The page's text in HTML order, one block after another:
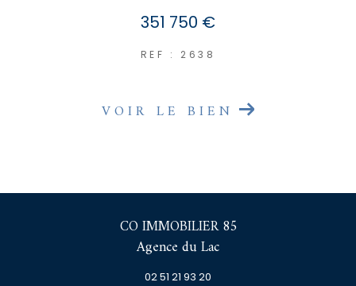
351 750 €
REF : 2638
VOIR LE BIEN
CO IMMOBILIER 85
Agence du Lac
02 51 21 93 20